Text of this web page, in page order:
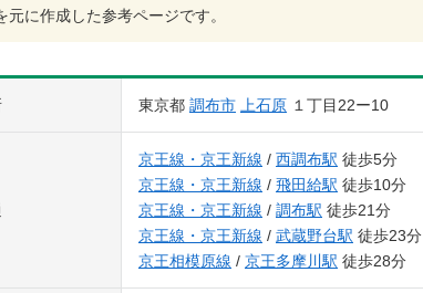
に作成した参考ページです。
東京都 調布市 上石原 １丁目22ー10
京王線・京王新線 / 西調布駅 徒歩5分
京王線・京王新線 / 飛田給駅 徒歩10分
京王線・京王新線 / 調布駅 徒歩21分
京王線・京王新線 / 武蔵野台駅 徒歩23分
京王相模原線 / 京王多摩川駅 徒歩28分